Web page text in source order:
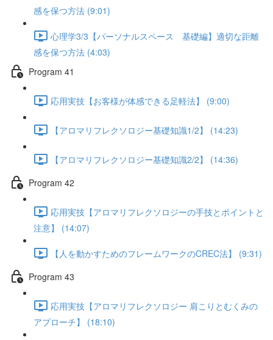
感を保つ方法 (9:01)
心理学3/3【パーソナルスペース 基礎編】適切な距離
感を保つ方法 (4:03)
Program 41
応用実技【お客様が体感できる足軽法】 (9:00)
【アロマリフレクソロジー基礎知識1/2】 (14:23)
【アロマリフレクソロジー基礎知識2/2】 (14:36)
Program 42
応用実技【アロマリフレクソロジーの手技とポイントと
注意】 (14:07)
【人を動かすためのフレームワークのCREC法】 (9:31)
Program 43
応用実技【アロマリフレクソロジー 肩こりとむくみの
アプローチ】 (18:10)